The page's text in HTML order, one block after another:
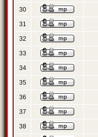
30
31
32
33
34
35
36
37
38